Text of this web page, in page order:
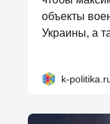
объекты
Украины, а
k-